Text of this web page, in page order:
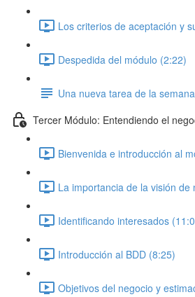
Los criterios de aceptación y
Despedida del módulo (2:22)
Una nueva tarea de la semana
Tercer Módulo: Entendiendo el
Bienvenida e introducción al
La importancia de la visión de
Identificando interesados
Introducción al BDD (8:25)
Objetivos del negocio y